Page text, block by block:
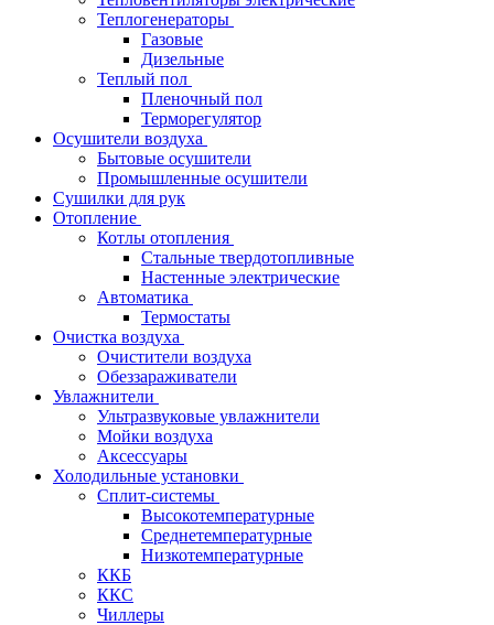
Теплогенераторы
Газовые
Дизельные
Теплый пол
Пленочный пол
Терморегулятор
Осушители воздуха
Бытовые осушители
Промышленные осушители
Сушилки для рук
Отопление
Котлы отопления
Стальные твердотопливные
Настенные электрические
Автоматика
Термостаты
Очистка воздуха
Очистители воздуха
Обеззараживатели
Увлажнители
Ультразвуковые увлажнители
Мойки воздуха
Аксессуары
Холодильные установки
Сплит-системы
Высокотемпературные
Среднетемпературные
Низкотемпературные
ККБ
ККС
Чиллеры